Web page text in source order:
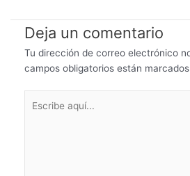
Deja un comentario
Tu dirección de correo electrónico
campos obligatorios están
aquí...